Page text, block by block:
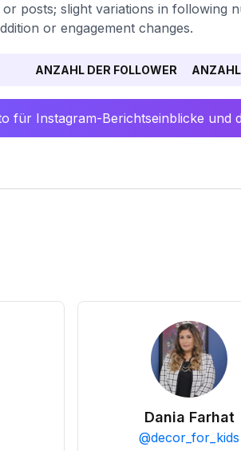
posts; slight variations in following
or engagement changes.
ANZAHL DER FOLLOWER ANZAHL
für Instagram-Berichtseinblicke und
Dania Farhat
@decor_for_kids